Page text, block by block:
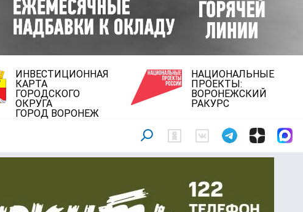
ИНВЕСТИЦИОННАЯ
КАРТА
ГОРОДСКОГО
ОКРУГА
ГОРОД ВОРОНЕЖ
НАЦИОНАЛЬНЫЕ
ПРОЕКТЫ:
ВОРОНЕЖСКИЙ
РАКУРС